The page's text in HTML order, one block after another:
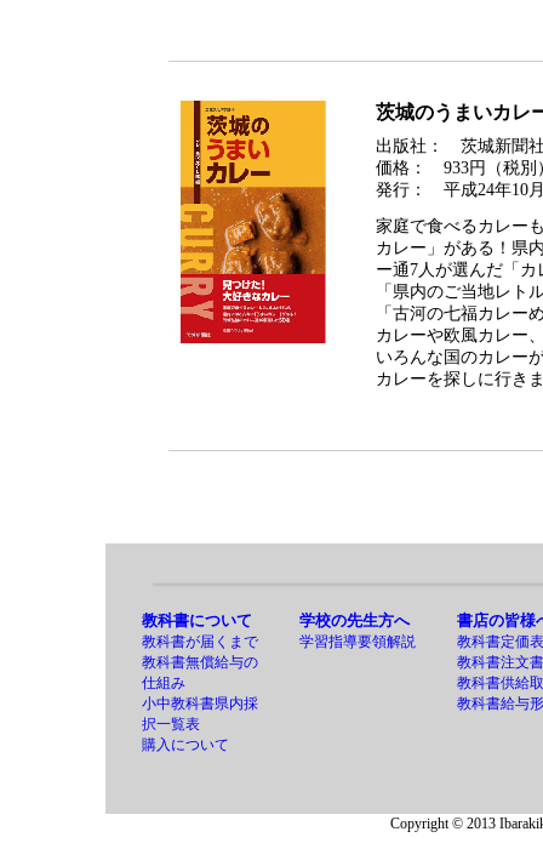
茨城のうまいカレ
出版社： 茨城新聞
価格： 933円（税別
発行： 平成24年10
家庭で食べるカレー
カレー」がある！県
ー通7人が選んだ「
「県内のご当地レト
「古河の七福カレー
カレーや欧風カレー
いろんな国のカレー
カレーを探しに行き
教科書について
教科書が届くまで
教科書無償給与の
仕組み
小中教科書県内採
択一覧表
購入について
学校の先生方へ
学習指導要領解説
書店の皆様
教科書定価表
教科書注文書
教科書供給
教科書給与
Copyright © 2013